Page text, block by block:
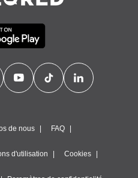
de nous FAQ
d'utilisation Cookies